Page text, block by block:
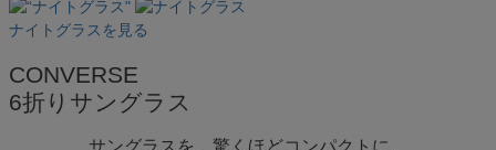
ナイトグラスを見る
CONVERSE
6折りサングラス
サングラスを、驚くほどコンパクトに。
レッド
ピンク
グリーン
パープル